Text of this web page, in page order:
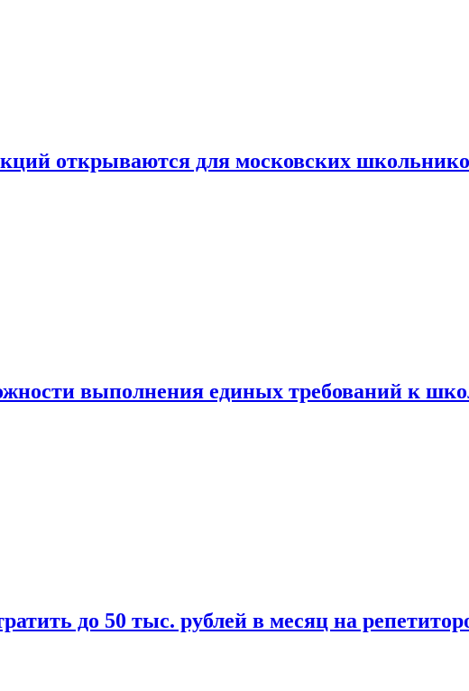
открываются для московских
выполнения единых требований к
до 50 тыс. рублей в месяц на